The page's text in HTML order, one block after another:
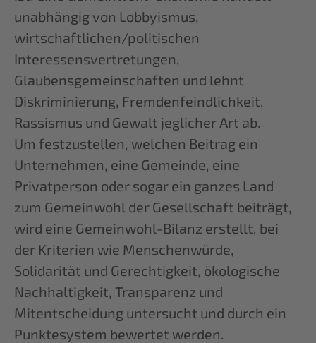
unabhängig von Lobbyismus,
wirtschaftlichen/politischen
Interessensvertretungen,
Glaubensgemeinschaften und lehnt
Diskriminierung, Fremdenfeindlichkeit,
Rassismus und Gewalt jeglicher Art ab.
Um festzustellen, welchen Beitrag ein
Unternehmen, eine Gemeinde, eine
Privatperson oder sogar ein ganzes Land
zum Gemeinwohl der Gesellschaft beiträgt,
wird eine Gemeinwohl-Bilanz erstellt, bei
der Kriterien wie Menschenwürde,
Solidarität und Gerechtigkeit, ökologische
Nachhaltigkeit, Transparenz und
Mitentscheidung untersucht und durch ein
Punktesystem bewertet werden.